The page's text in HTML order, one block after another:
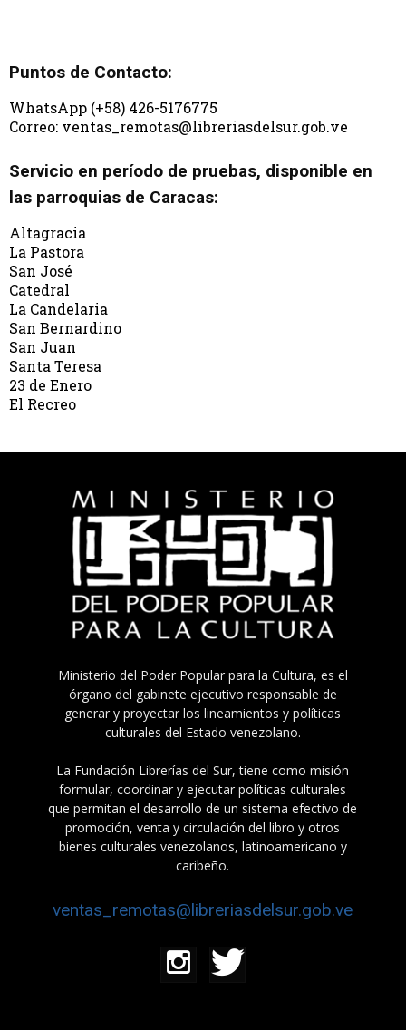
Puntos de Contacto:
WhatsApp (+58) 426-5176775
Correo: ventas_remotas@libreriasdelsur.gob.ve
Servicio en período de pruebas, disponible en
las parroquias de Caracas:
Altagracia
La Pastora
San José
Catedral
La Candelaria
San Bernardino
San Juan
Santa Teresa
23 de Enero
El Recreo
Ministerio del Poder Popular para la Cultura, es el
órgano del gabinete ejecutivo responsable de
generar y proyectar los lineamientos y políticas
culturales del Estado venezolano.
La Fundación Librerías del Sur, tiene como misión
formular, coordinar y ejecutar políticas culturales
que permitan el desarrollo de un sistema efectivo de
promoción, venta y circulación del libro y otros
bienes culturales venezolanos, latinoamericano y
caribeño.
ventas_remotas@libreriasdelsur.gob.ve